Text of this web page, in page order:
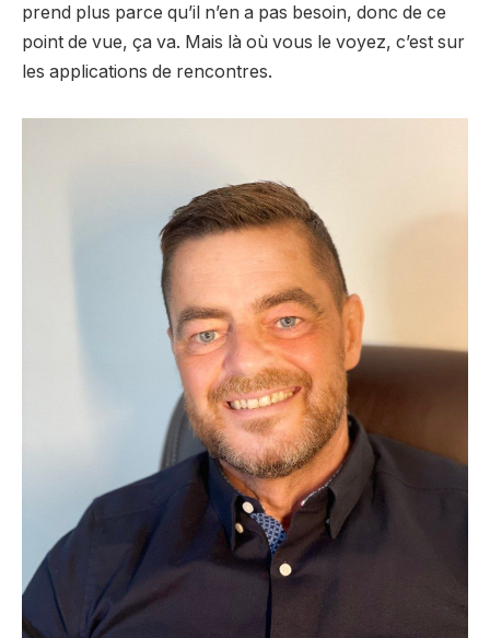
prend plus parce qu’il n’en a pas besoin, donc de ce
point de vue, ça va. Mais là où vous le voyez, c’est sur
les applications de rencontres.